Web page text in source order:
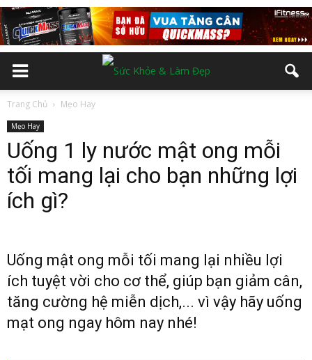
Trang Chủ Mẹo Hay
Mẹo Hay
Uống 1 ly nước mật ong mỗi
tối mang lại cho bạn những lợi
ích gì?
Uống mật ong mỗi tối mang lại nhiều lợi
ích tuyệt vời cho cơ thể, giúp bạn giảm cân,
tăng cường hệ miễn dịch,... vì vậy hãy uống
mạt ong ngay hôm nay nhé!